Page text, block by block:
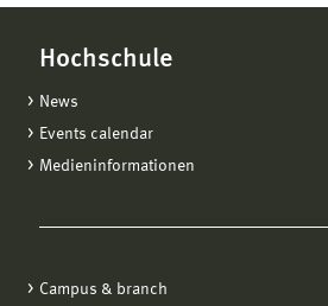
Hochschule
News
Events calendar
Medieninformationen
Campus & branch